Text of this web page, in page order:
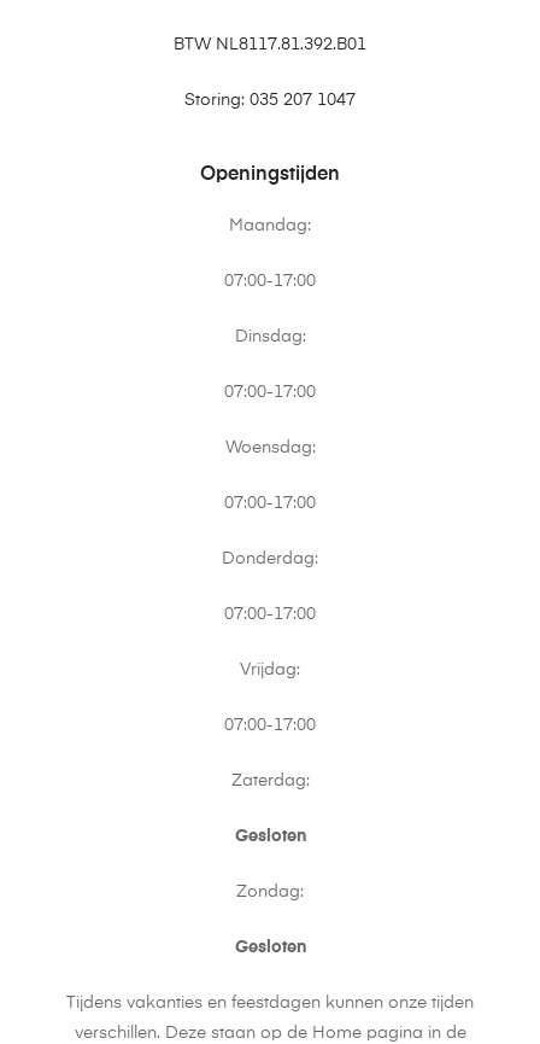
BTW NL8117.81.392.B01
Storing: 035 207 1047
Openingstijden
Maandag:
07:00-17:00
Dinsdag:
07:00-17:00
Woensdag:
07:00-17:00
Donderdag:
07:00-17:00
Vrijdag:
07:00-17:00
Zaterdag:
Gesloten
Zondag:
Gesloten
Tijdens vakanties en feestdagen kunnen onze tijden
verschillen. Deze staan op de Home pagina in de